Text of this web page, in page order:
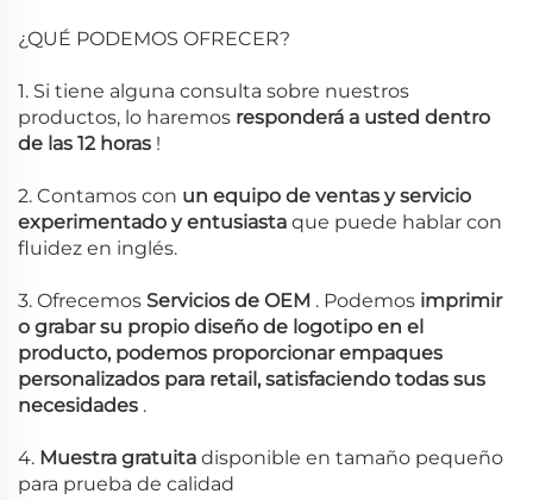
¿QUÉ PODEMOS OFRECER?
1. Si tiene alguna consulta sobre nuestros
productos, lo haremos responderá a usted dentro
de las 12 horas !
2. Contamos con un equipo de ventas y servicio
experimentado y entusiasta que puede hablar con
fluidez en inglés.
3. Ofrecemos Servicios de OEM . Podemos imprimir
o grabar su propio diseño de logotipo en el
producto, podemos proporcionar empaques
personalizados para retail, satisfaciendo todas sus
necesidades .
4. Muestra gratuita disponible en tamaño pequeño
para prueba de calidad